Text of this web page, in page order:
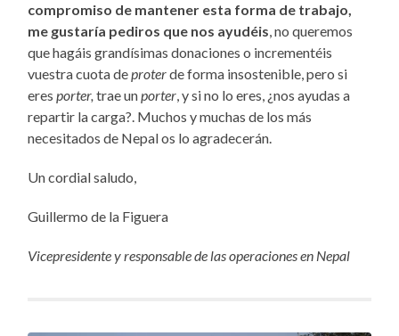
compromiso de mantener esta forma de trabajo,
me gustaría pediros que nos ayudéis, no queremos
que hagáis grandísimas donaciones o incrementéis
vuestra cuota deproterde forma insostenible, pero si
eresporter,trae unporter, y si no lo eres, ¿nos ayudas a
repartir la carga?. Muchos y muchas de los más
necesitados de Nepal os lo agradecerán.
Un cordial saludo,
Guillermo de la Figuera
Vicepresidente y responsable de las operaciones en Nepal